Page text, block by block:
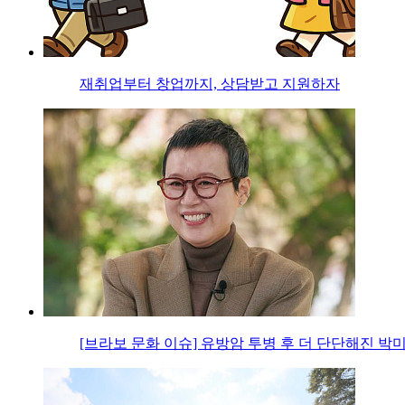
재취업부터 창업까지, 상담받고 지원하자
[브라보 문화 이슈] 유방암 투병 후 더 단단해진 박